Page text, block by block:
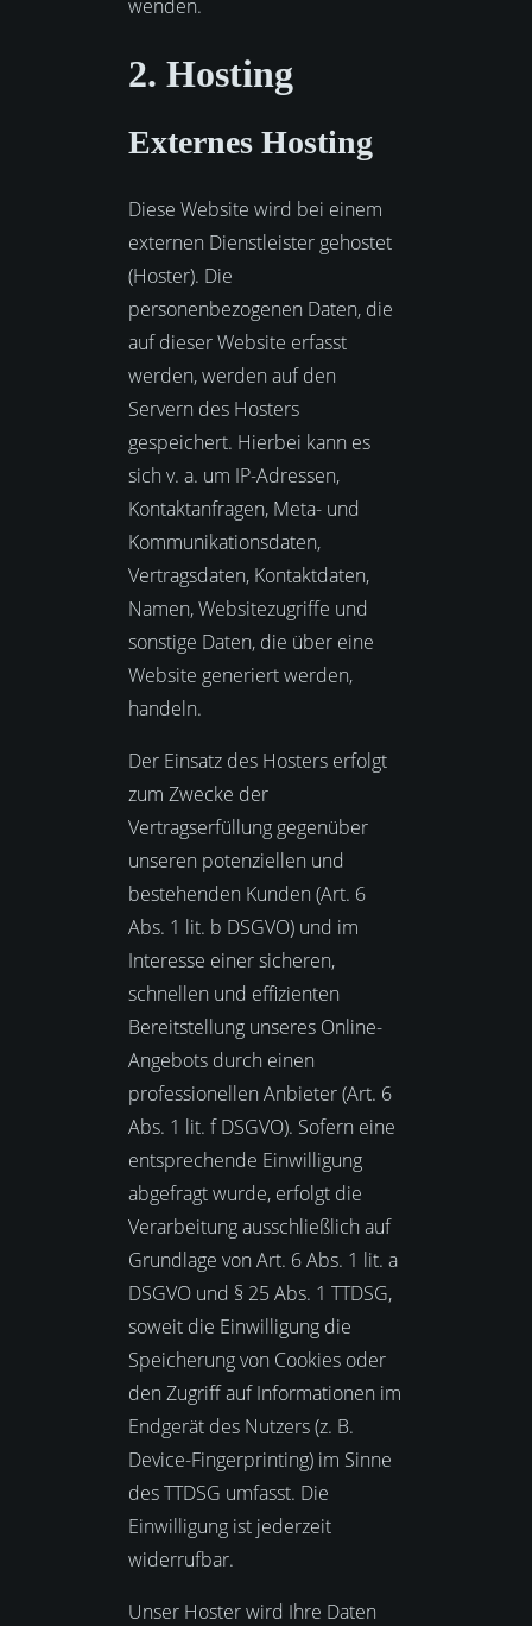
wenden.
2. Hosting
Externes Hosting
Diese Website wird bei einem
externen Dienstleister gehostet
(Hoster). Die
personenbezogenen Daten, die
auf dieser Website erfasst
werden, werden auf den
Servern des Hosters
gespeichert. Hierbei kann es
sich v. a. um IP-Adressen,
Kontaktanfragen, Meta- und
Kommunikationsdaten,
Vertragsdaten, Kontaktdaten,
Namen, Websitezugriffe und
sonstige Daten, die über eine
Website generiert werden,
handeln.
Der Einsatz des Hosters erfolgt
zum Zwecke der
Vertragserfüllung gegenüber
unseren potenziellen und
bestehenden Kunden (Art. 6
Abs. 1 lit. b DSGVO) und im
Interesse einer sicheren,
schnellen und effizienten
Bereitstellung unseres Online-
Angebots durch einen
professionellen Anbieter (Art. 6
Abs. 1 lit. f DSGVO). Sofern eine
entsprechende Einwilligung
abgefragt wurde, erfolgt die
Verarbeitung ausschließlich auf
Grundlage von Art. 6 Abs. 1 lit. a
DSGVO und § 25 Abs. 1 TTDSG,
soweit die Einwilligung die
Speicherung von Cookies oder
den Zugriff auf Informationen im
Endgerät des Nutzers (z. B.
Device-Fingerprinting) im Sinne
des TTDSG umfasst. Die
Einwilligung ist jederzeit
widerrufbar.
Unser Hoster wird Ihre Daten